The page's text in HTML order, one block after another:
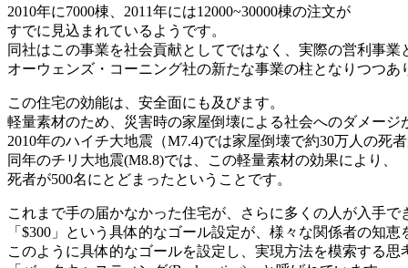
2010年に7000棟、2011年には12000~30000棟の注文が
すでに見込まれているようです。
同社はこの事業を社会貢献としてではなく、実際の営利事業
オーウェンズ・コーニング社の新たな事業の柱となりつつあ
この住宅の効能は、安全面にも及びます。
軽量素材のため、災害時の家屋倒壊による社会へのダメージ
2010年のハイチ大地震（M7.4)では家屋倒壊で約30万人の死
同年のチリ大地震(M8.8)では、この軽量素材の効果により、
死者が500名にとどまったということです。
これまで手の届かなかった住宅が、さらに多くの人が入手で
「$300」という具体的なゴール設定が、様々な関係者の知
このように具体的なゴールを設定し、実現方法を模索する思